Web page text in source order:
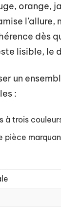
orange,
dès
lisible, le
un
:
à trois
pièce